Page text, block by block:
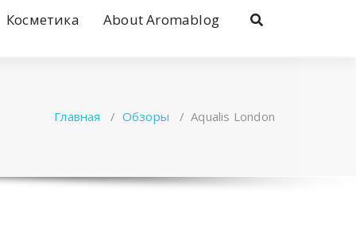
Косметика About Aromablog
Главная / Обзоры /Aqualis London